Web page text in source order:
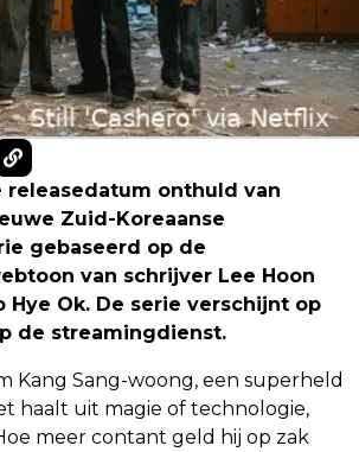
releasedatum onthuld van
Zuid-Koreaanse
gebaseerd op de
van schrijver Lee Hoon
Hye Ok. De serie verschijnt op
de streamingdienst.
Kang Sang-woong, een superheld
haalt uit magie of technologie,
meer contant geld hij op zak